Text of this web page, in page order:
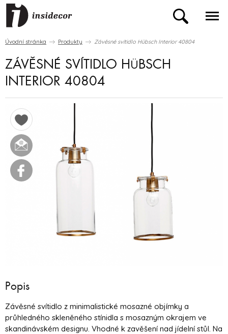
Úvodní stránka Produkty Závěsné svítidlo Hübsch Interior 40804
ZÁVĚSNÉ SVÍTIDLO HÜBSCH
INTERIOR 40804
Popis
Závěsné svítidlo z minimalistické mosazné objímky a
průhledného skleněného stínidla s mosazným okrajem ve
skandinávském designu. Vhodné k zavěšení nad jídelní stůl. Na